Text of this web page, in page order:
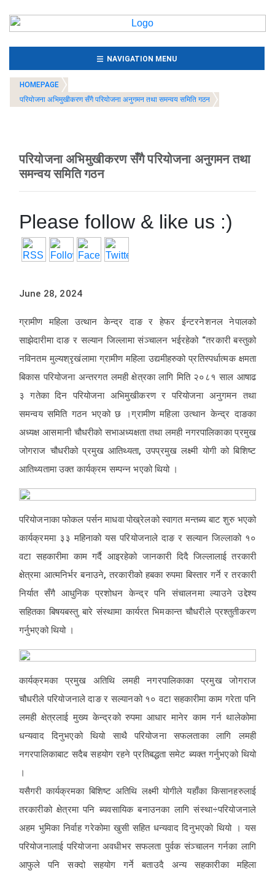
NAVIGATION MENU(CURRENT)
HOMEPAGE
परियोजना अभिमुखीकरण सँगै परियोजना अनुगमन तथा समन्वय समिति गठन
परियोजना अभिमुखीकरण सँगै परियोजना अनुगमन तथा
समन्वय समिति गठन
Please follow & like us :)
June 28, 2024
ग्रामीण महिला उत्थान केन्द्र दाङ र हेफर ईन्टरनेशनल नेपालको
साझेदारीमा दाङ र सल्यान जिल्लामा संञ्चालन भईरहेको “तरकारी बस्तुको
नविनतम मुल्यश्रृखंलामा ग्रामीण महिला उद्यमीहरुको प्रतिस्पर्धात्मक क्षमता
बिकास परियोजना अन्तरगत लमही क्षेत्रका लागि मिति २०८१ साल आषाढ
३ गतेका दिन परियोजना अभिमुखीकरण र परियोजना अनुगमन तथा
समन्वय समिति गठन भएको छ ।ग्रामीण महिला उत्थान केन्द्र दाङका
अध्यक्ष आसमानी चौधरीको सभाअध्यक्षता तथा लमही नगरपालिकाका प्रमुख
जोगराज चौधरीको प्रमुख आतिथ्यता, उपप्रमुख लक्ष्मी योगी को बिशिष्ट
आतिथ्यतामा उक्त कार्यक्रम सम्पन्न भएको थियो ।
परियोजनाका फोकल पर्सन माधवा पोख्रेलको स्वागत मन्तब्य बाट शुरु भएको
कार्यक्रममा ३३ महिनाको यस परियोजनाले दाङ र सल्यान जिल्लाको १०
वटा सहकारीमा काम गर्दै आइरहेको जानकारी दिदै जिल्लालाई तरकारी
क्षेत्रमा आत्मनिर्भर बनाउने, तरकारीको हबका रुपमा बिस्तार गर्ने र तरकारी
निर्यात सँगै आधुनिक प्रशोधन केन्द्र पनि संचालनमा ल्याउने उद्देश्य
सहितका बिषयबस्तु बारे संस्थामा कार्यरत भिमकान्त चौधरीले प्रश्तुतीकरण
गर्नुभएको थियो ।
कार्यक्रमका प्रमुख अतिथि लमही नगरपालिकाका प्रमुख जोगराज
चौधरीले परियोजनाले दाङ र सल्यानको १० वटा सहकारीमा काम गरेता पनि
लमही क्षेत्रलाई मुख्य केन्द्रको रुपमा आधार मानेर काम गर्न थालेकोमा
धन्यवाद दिनुभएको थियो साथै परियोजना सफलताका लागि लमही
नगरपालिकाबाट सदैब सहयोग रहने प्रतिबद्धता समेट ब्यक्त गर्नुभएको थियो
।
यसैगरी कार्यक्रमका बिशिष्ट अतिथि लक्ष्मी योगीले यहाँका किसानहरुलाई
तरकारीको क्षेत्रमा पनि ब्यवसायिक बनाउनका लागि संस्था÷परियोजनाले
अहम भुमिका निर्वाह गरेकोमा खुसी सहित धन्यवाद दिनुभएको थियो । यस
परियोजनालाई परियोजना अवधीभर सफलता पुर्वक संञ्चालन गर्नका लागि
आफुले पनि सक्दो सहयोग गर्ने बताउदै अन्य सहकारीका महिला